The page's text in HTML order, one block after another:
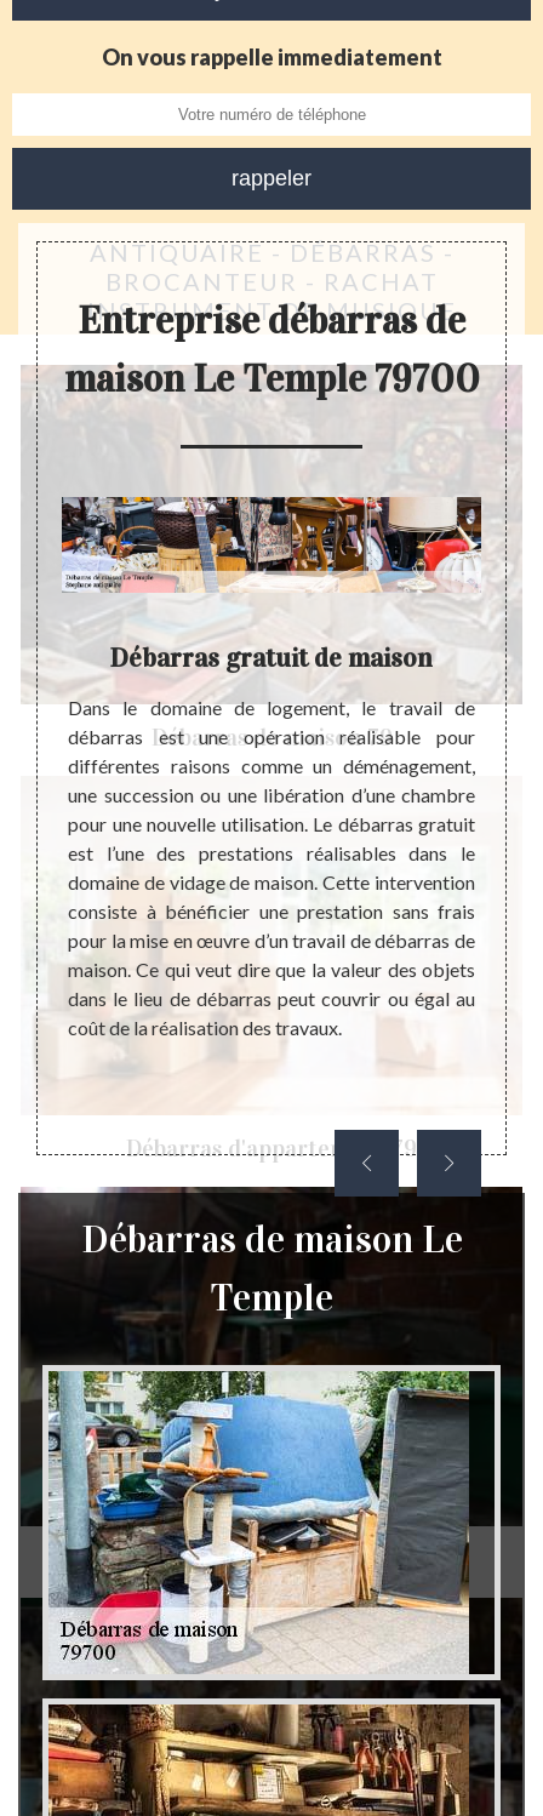
On vous rappelle immediatement
ANTIQUAIRE - DÉBARRAS -
BROCANTEUR - RACHAT
INSTRUMENT DE MUSIQUE
Débarras de maison 79
Débarras d'appartement 79
Débarras de grenier et cave 79
Entreprise débarras de
maison Le Temple 79700
coût
et
de
des
Débarras gratuit de maison
Dans le domaine de logement, le travail de
débarras est une opération réalisable pour
différentes raisons comme un déménagement,
une succession ou une libération d’une chambre
pour une nouvelle utilisation. Le débarras gratuit
est l’une des prestations réalisables dans le
domaine de vidage de maison. Cette intervention
consiste à bénéficier une prestation sans frais
pour la mise en œuvre d’un travail de débarras de
maison. Ce qui veut dire que la valeur des objets
dans le lieu de débarras peut couvrir ou égal au
coût de la réalisation des travaux.
La
pas
pire
et
en
Débarras de maison Le
Temple